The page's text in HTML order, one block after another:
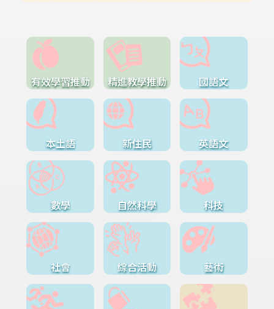
有效學習推動 精進教學推動 國語文
本土語 新住民 英語文
數學 自然科學 科技
社會 綜合活動 藝術